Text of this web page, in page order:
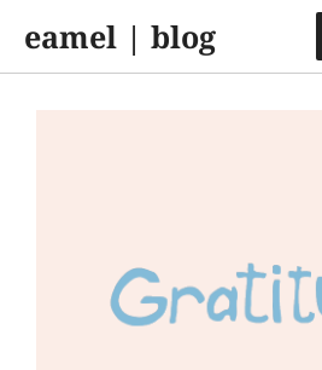
content
eamel | blog